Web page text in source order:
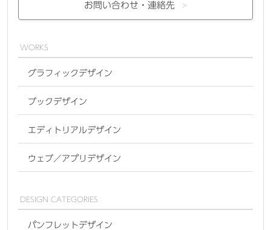
お問い合わせ・ 連絡先
WORKS
グラフィックデザイン
ブックデザイン
エディトリアルデザイン
ウェブ／アプリデザイン
DESIGN CATEGORIES
パンフレットデザイン